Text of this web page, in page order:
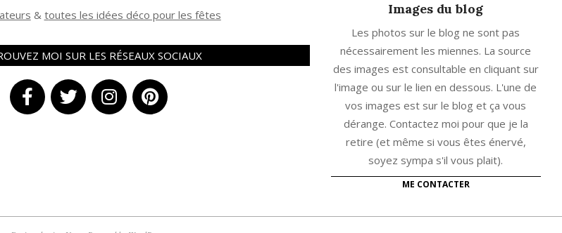
& toutes les idées déco pour les fêtes
MOI SUR LES RÉSEAUX SOCIAUX
Images du blog
Les photos sur le blog ne sont pas
nécessairement les miennes. La source
des images est consultable en cliquant sur
l'image ou sur le lien en dessous. L'une de
vos images est sur le blog et ça vous
dérange. Contactez moi pour que je la
retire (et même si vous êtes énervé,
soyez sympa s'il vous plait).
ME CONTACTER